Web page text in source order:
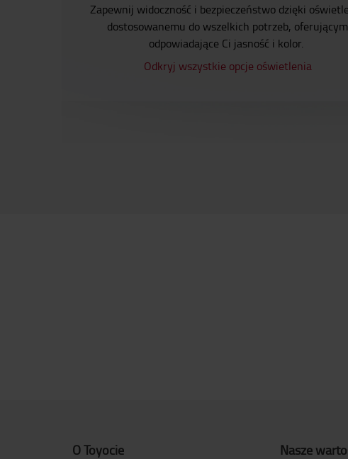
Zapewnij widoczność i bezpieczeństwo dzięki
dostosowanemu do wszelkich potrzeb, oferującym
odpowiadające Ci jasność i kolor.
Odkryj wszystkie opcje oświetlenia
O Toyocie
Nasze